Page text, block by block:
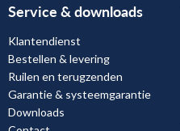
Service & downloads
Klantendienst
Bestellen & levering
Ruilen en terugzenden
Garantie & systeemgarantie
Downloads